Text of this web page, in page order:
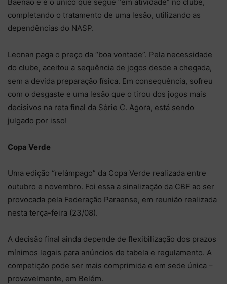
completando o tratamento de uma lesão, utilizando as
dependências do NASP.
Leonan paga o preço da “boa vontade”. Pela necessidade
do clube, aceitou a sequência de jogos desde a chegada,
sem a devida preparação física. Em consequência, sofreu
com o desgaste e uma lesão que o tirou dos jogos mais
decisivos na reta final da Série C. Agora, está sendo
julgado por isso!
Copa Verde
Uma edição “relâmpago” da Copa Verde realizada entre
outubro e novembro. Foi essa a sinalização da CBF ao ser
provocada pela Federação Paraense, em reunião realizada
nesta terça-feira (23/08).
A decisão final ainda depende de flexibilização dos prazos
mínimos legais para anúncios de tabela e regulamento. A
competição pode ser mais comprimida e em sede única –
provavelmente, em Belém.